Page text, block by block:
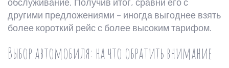
другими предложениями – иногда выгоднее взять
более короткий рейс с более высоким тарифом.
Выбор автомобиля: на что обратить внимание